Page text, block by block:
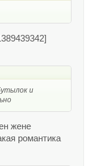
и
жене
романтика